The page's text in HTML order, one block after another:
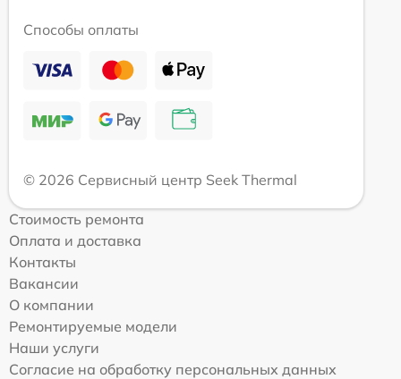
Способы оплаты
© 2026 Сервисный центр Seek Thermal
Стоимость ремонта
Оплата и доставка
Контакты
Вакансии
О компании
Ремонтируемые модели
Наши услуги
Согласие на обработку персональных данных